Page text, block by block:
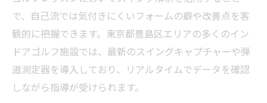
で、自己流では気付きにくいフォームの癖や改善点を客
観的に把握できます。東京都豊島区エリアの多くのイン
ドアゴルフ施設では、最新のスイングキャプチャーや弾
道測定器を導入しており、リアルタイムでデータを確認
しながら指導が受けられます。